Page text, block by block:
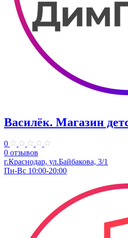
Василёк. Магазин
0
0 отзывов
г.Краснодар, ул.Байбакова, 3/1
Пн-Вс 10:00-20:00